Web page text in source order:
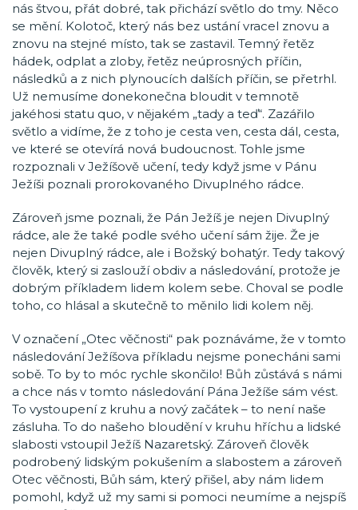
nás štvou, přát dobré, tak přichází světlo do tmy. Něco
se mění. Kolotoč, který nás bez ustání vracel znovu a
znovu na stejné místo, tak se zastavil. Temný řetěz
hádek, odplat a zloby, řetěz neúprosných příčin,
následků a z nich plynoucích dalších příčin, se přetrhl.
Už nemusíme donekonečna bloudit v temnotě
jakéhosi statu quo, v nějakém „tady a teď“. Zazářilo
světlo a vidíme, že z toho je cesta ven, cesta dál, cesta,
ve které se otevírá nová budoucnost. Tohle jsme
rozpoznali v Ježíšově učení, tedy když jsme v Pánu
Ježíši poznali prorokovaného Divuplného rádce.
Zároveň jsme poznali, že Pán Ježíš je nejen Divuplný
rádce, ale že také podle svého učení sám žije. Že je
nejen Divuplný rádce, ale i Božský bohatýr. Tedy takový
člověk, který si zaslouží obdiv a následování, protože je
dobrým příkladem lidem kolem sebe. Choval se podle
toho, co hlásal a skutečně to měnilo lidi kolem něj.
V označení „Otec věčnosti“ pak poznáváme, že v tomto
následování Ježíšova příkladu nejsme ponecháni sami
sobě. To by to móc rychle skončilo! Bůh zůstává s námi
a chce nás v tomto následování Pána Ježíše sám vést.
To vystoupení z kruhu a nový začátek – to není naše
zásluha. To do našeho bloudění v kruhu hříchu a lidské
slabosti vstoupil Ježíš Nazaretský. Zároveň člověk
podrobený lidským pokušením a slabostem a zároveň
Otec věčnosti, Bůh sám, který přišel, aby nám lidem
pomohl, když už my sami si pomoci neumíme a nejspíš